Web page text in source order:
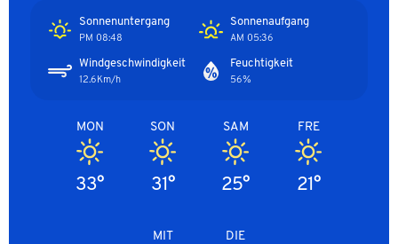
Sonnenaufgang
05:36 AM
Sonnenuntergang
08:48 PM
Feuchtigkeit
56%
Windgeschwindigkeit
12.6Km/h
FRE
21°
SAM
25°
SON
31°
MON
33°
DIE
MIT